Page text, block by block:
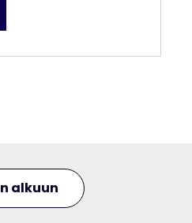
000,00 €
alkuun